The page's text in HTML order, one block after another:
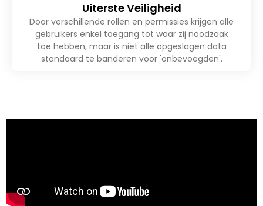
Uiterste Veiligheid
Door verschillende rollen en permissies krijgen alle
gebruikers enkel toegang tot waar zij noodzaak
toe hebben, maar is niet alle opgeslagen data
standaard te banderen voor 'onbevoegden'.